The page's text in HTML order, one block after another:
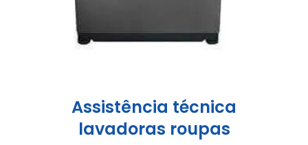
Assistência técnica
lavadoras roupas